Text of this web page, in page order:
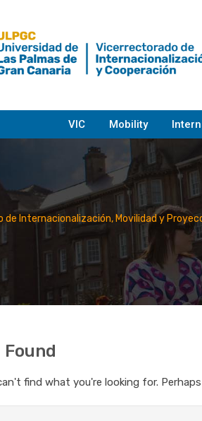
VIC Mobility
Internacionalización, Movilidad y
find what you're looking for.